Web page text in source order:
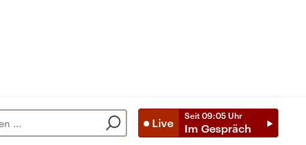
Live
Seit 09:05 Uhr
Im Gespräch